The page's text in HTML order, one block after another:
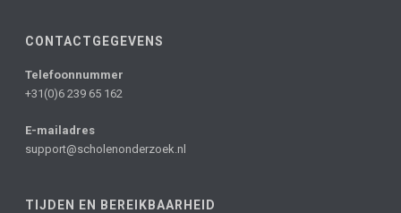
CONTACTGEGEVENS
Telefoonnummer
+31(0)6 239 65 162
E-mailadres
support@scholenonderzoek.nl
TIJDEN EN BEREIKBAARHEID